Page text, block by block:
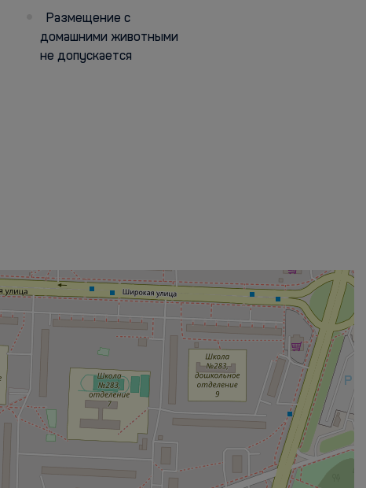
Размещение с
домашними животными
не допускается